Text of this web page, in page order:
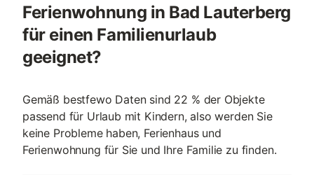
Ferienwohnung in Bad Lauterberg
für einen Familienurlaub
geeignet?
Gemäß bestfewo Daten sind 22 % der Objekte
passend für Urlaub mit Kindern, also werden Sie
keine Probleme haben, Ferienhaus und
Ferienwohnung für Sie und Ihre Familie zu finden.